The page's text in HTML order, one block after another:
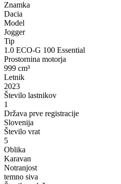
Znamka
Dacia
Model
Jogger
Tip
1.0 ECO-G 100 Essential
Prostornina motorja
999 cm³
Letnik
2023
Število lastnikov
1
Država prve registracije
Slovenija
Število vrat
5
Oblika
Karavan
Notranjost
temno siva